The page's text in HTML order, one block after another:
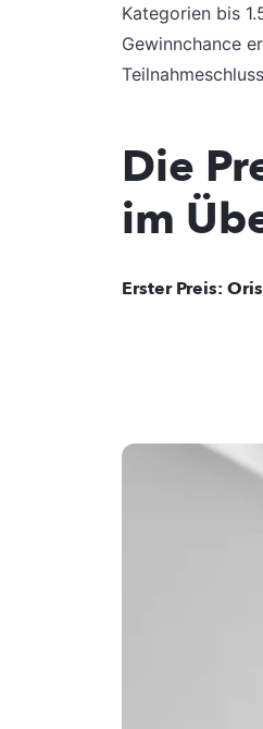
Kategorien bis
Gewinnchance
Die
im
Erster Preis: